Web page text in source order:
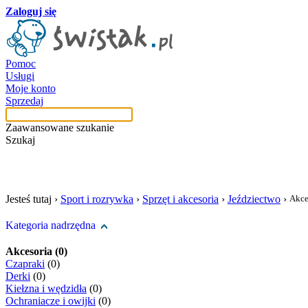
Zaloguj się
Pomoc
Usługi
Moje konto
Sprzedaj
Zaawansowane szukanie
Szukaj
Jesteś tutaj › Sport i rozrywka › Sprzęt i akcesoria › Jeździectwo ›
Kategoria nadrzędna
Akcesoria (0)
Czapraki (0)
Derki (0)
Kiełzna i wędzidła (0)
Ochraniacze i owijki (0)